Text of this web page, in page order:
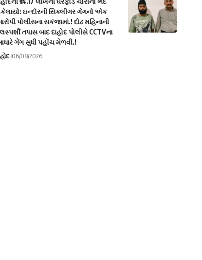
ઇન્દોરની સિક્લીગર ગેંગનો એક
પોલીસના સકંજામાં.! દોઢ મહિનાની
તપાસ બાદ દાહોદ પોલીસે CCTVના
ગેંગ સુધી પહોંચ મેળવી.!
06/08/2026